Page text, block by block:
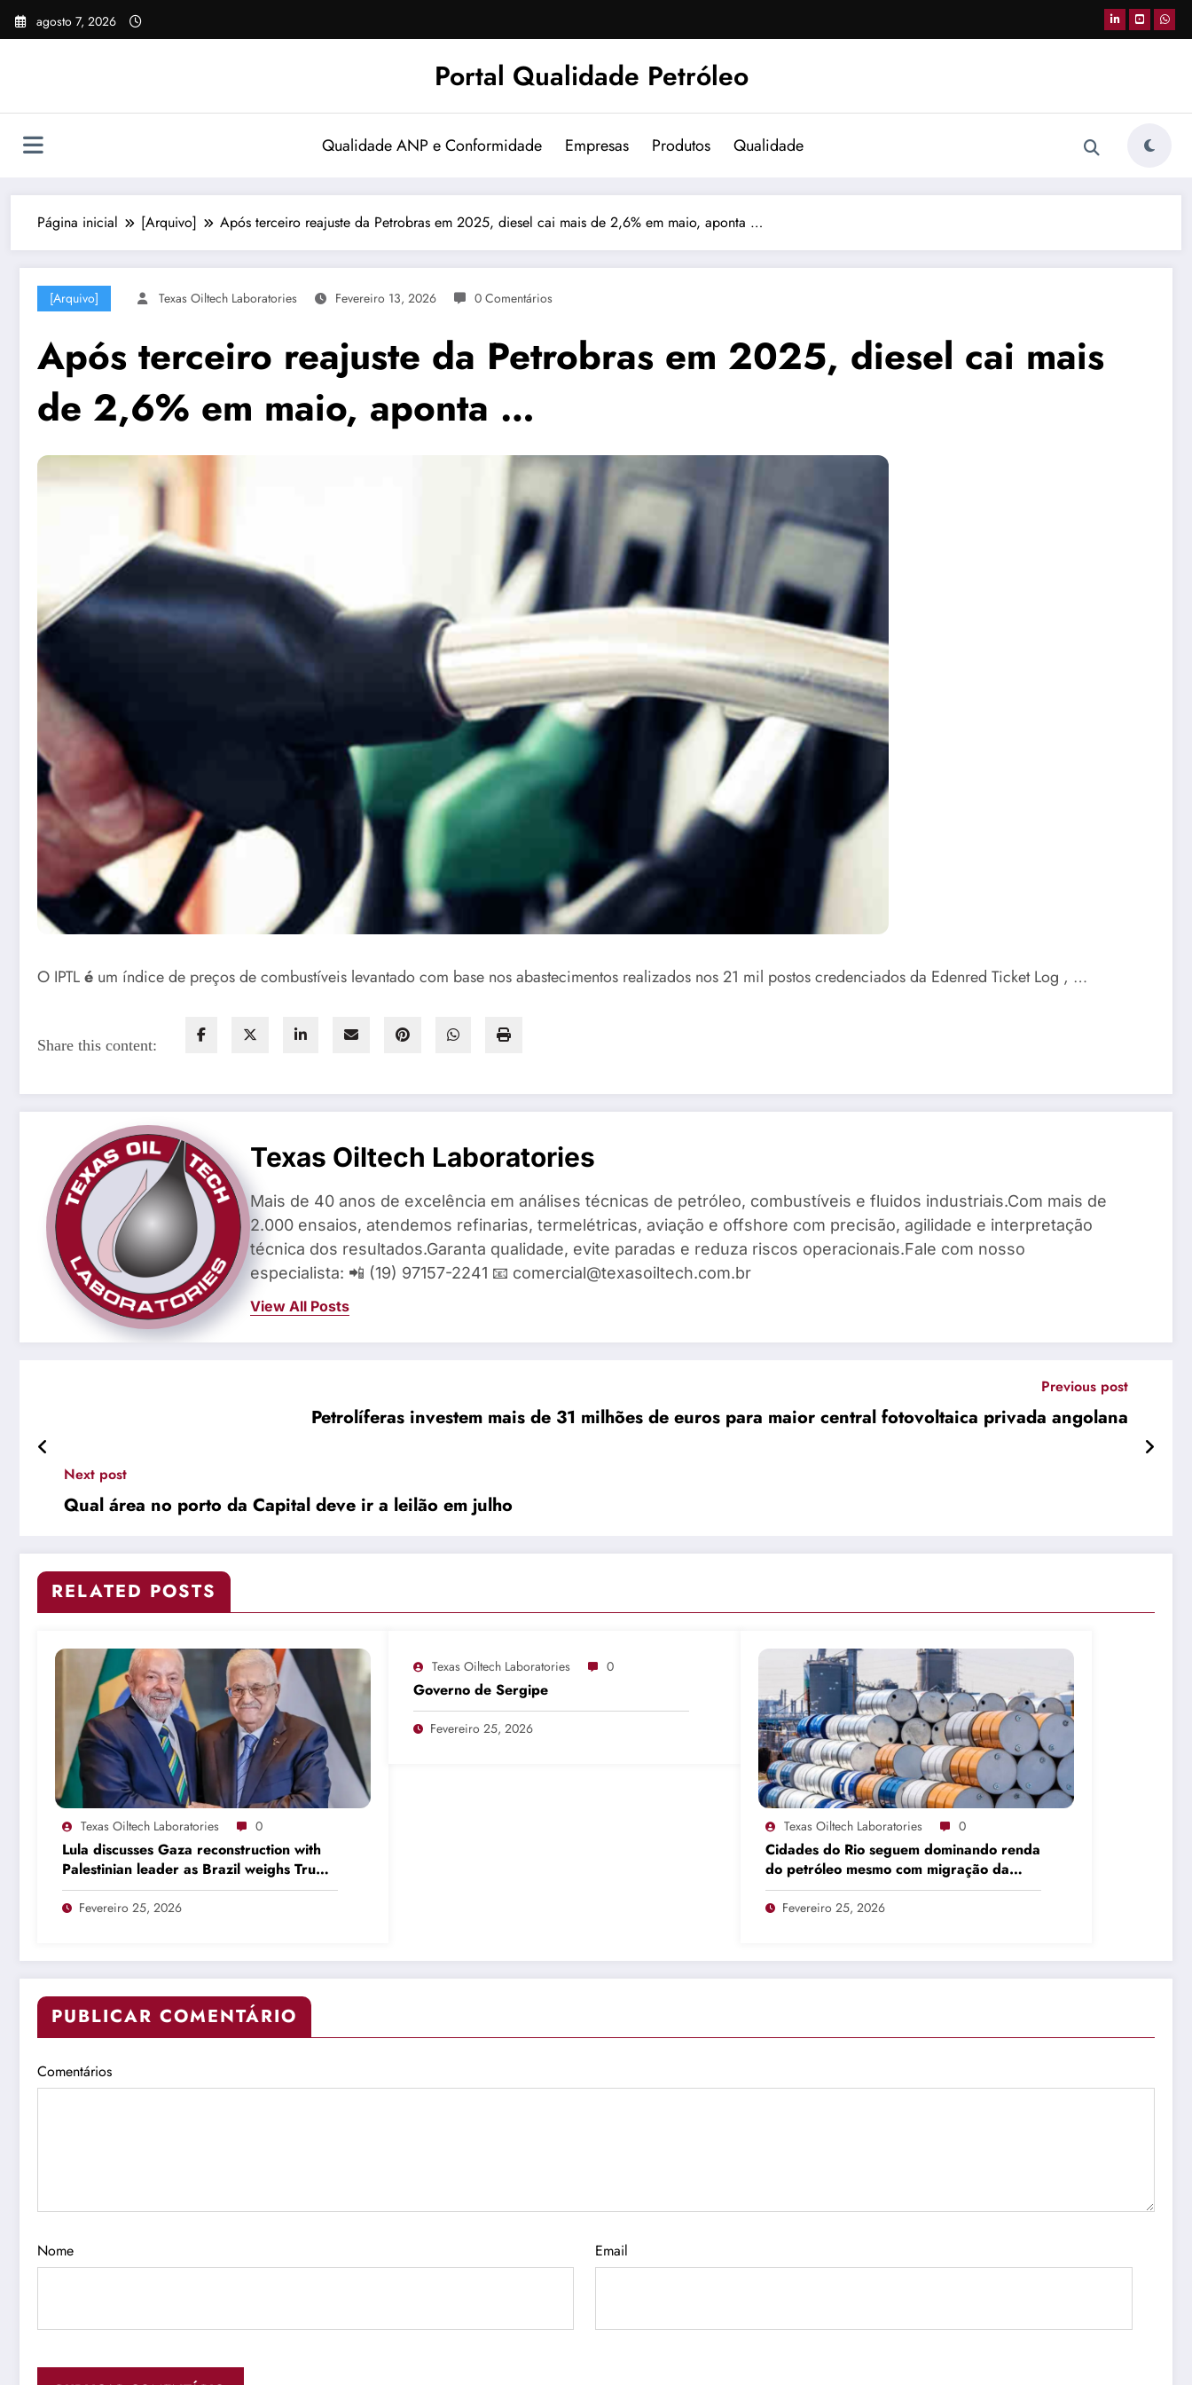
Pular
para
agosto 7, 2026
Portal Qualidade Petróleo
Qualidade ANP e Conformidade Empresas Produtos Qualidade
Página inicial [Arquivo] Após terceiro reajuste da Petrobras em 2025, diesel cai mais de 2,6% em maio, aponta …
[Arquivo] Texas Oiltech Laboratories Fevereiro 13, 2026 0 Comentários
Após terceiro reajuste da Petrobras em 2025, diesel cai mais
de 2,6% em maio, aponta …
O IPTLé um índice de preços de combustíveis levantado com base nos abastecimentos realizados nos 21 mil postos credenciados da Edenred Ticket Log , …
Share this content:
Texas Oiltech Laboratories
Mais de 40 anos de excelência em análises técnicas de petróleo, combustíveis e fluidos industriais.Com mais de
2.000 ensaios, atendemos refinarias, termelétricas, aviação e offshore com precisão, agilidade e interpretação
técnica dos resultados.Garanta qualidade, evite paradas e reduza riscos operacionais.Fale com nosso
especialista: 📲 (19) 97157-2241 📧 comercial@texasoiltech.com.br
View All Posts
Previous post
Petrolíferas investem mais de 31 milhões de euros para maior central fotovoltaica privada angolana
Next post
Qual área no porto da Capital deve ir a leilão em julho
RELATED POSTS
Texas Oiltech Laboratories 0
Lula discusses Gaza reconstruction with
Palestinian leader as Brazil weighs Trump
invitation
Fevereiro 25, 2026
Texas Oiltech Laboratories 0
Governo de Sergipe
Fevereiro 25, 2026
Texas Oiltech Laboratories 0
Cidades do Rio seguem dominando renda
do petróleo mesmo com migração da
produção
Fevereiro 25, 2026
PUBLICAR COMENTÁRIO
Comentários
Nome Email